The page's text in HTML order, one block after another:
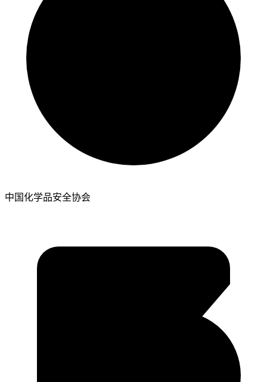
中国化学品安全协会